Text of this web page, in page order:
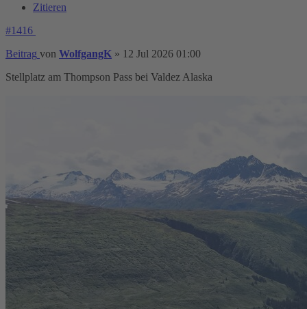
Zitieren
#1416
Beitrag von WolfgangK » 12 Jul 2026 01:00
Stellplatz am Thompson Pass bei Valdez Alaska